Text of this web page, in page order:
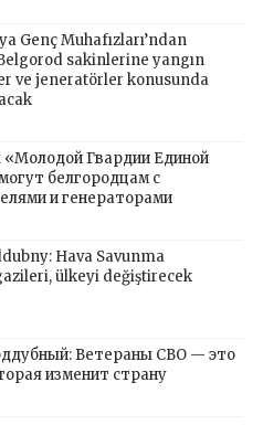
Genç Muhafızları’ndan
sakinlerine yangın
ve jeneratörler konusunda
Гвардии Единой
белгородцам с
и генераторами
Hava Savunma
ülkeyi değiştirecek
Ветераны СВО — это
изменит страну